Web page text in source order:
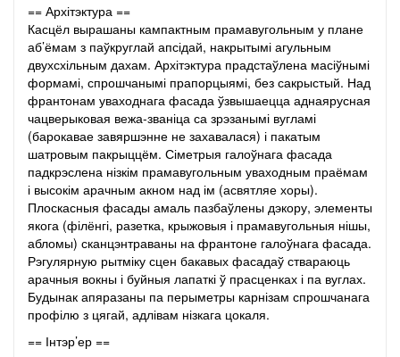
== Архітэктура ==
Касцёл вырашаны кампактным прамавугольным у плане
аб’ёмам з паўкруглай апсідай, накрытымі агульным
двухсхільным дахам. Архітэктура прадстаўлена масіўнымі
формамі, спрошчанымі прапорцыямі, без сакрыстый. Над
франтонам уваходнага фасада ўзвышаецца аднаярусная
чацверыковая вежа-званіца са зрэзанымі вугламі
(барокавае завяр­шэнне не захавалася) і пакатым
шатровым пакрыццём. Сіметрыя галоўнага фасада
падкрэслена нізкім прамавугольным уваходным праёмам
і высокім арачным акном над ім (асвятляе хоры).
Плоскасныя фасады амаль пазбаўлены дэкору, элементы
якога (філёнгі, разетка, крыжовыя і прамавугольныя нішы,
абломы) сканцэнтраваны на франтоне галоўнага фасада.
Рэгулярную рытміку сцен бакавых фасадаў ствараюць
арачныя вокны і буйныя лапаткі ў прасценках і па вуглах.
Будынак апяразаны па перыметры карнізам спрошчанага
профілю з цягай, адлівам нізкага цокаля.
== Інтэр’ер ==